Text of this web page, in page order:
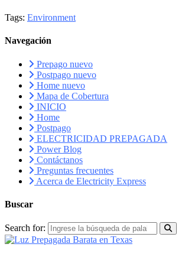
Tags: Environment
Navegación
Prepago nuevo
Postpago nuevo
Home nuevo
Mapa de Cobertura
INICIO
Home
Postpago
ELECTRICIDAD PREPAGADA
Power Blog
Contáctanos
Preguntas frecuentes
Acerca de Electricity Express
Buscar
Search for: